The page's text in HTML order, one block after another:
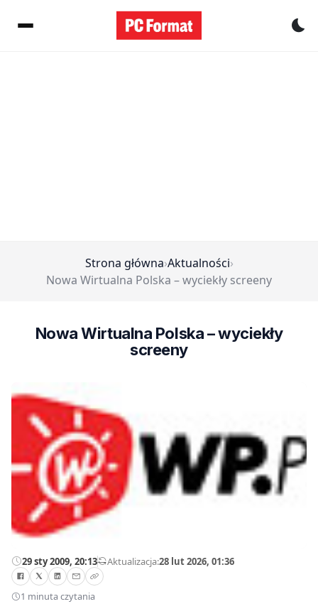
Strona główna›Aktualności›
Nowa Wirtualna Polska – wyciekły screeny
Nowa Wirtualna Polska – wyciekły
screeny
29 sty 2009, 20:13—Aktualizacja:28 lut 2026, 01:36
1 minuta czytania